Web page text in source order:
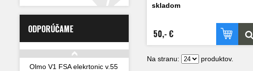
ODPORÚČAME
Olmo V1 FSA elekrtonic v.55
skladom
50,- €
Na stranu: produktov.